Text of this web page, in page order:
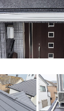
スーパーガ
ック・屋根重